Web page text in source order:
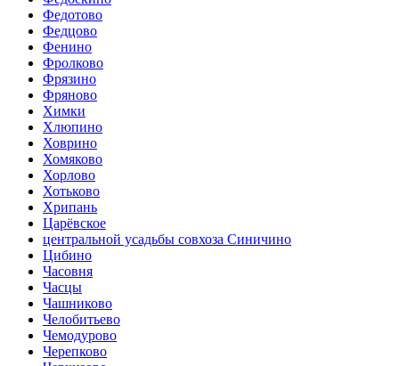
Федотово
Федцово
Фенино
Фролково
Фрязино
Фряново
Химки
Хлюпино
Ховрино
Хомяково
Хорлово
Хотьково
Хрипань
Царёвское
центральной усадьбы совхоза Синичино
Цибино
Часовня
Часцы
Чашниково
Челобитьево
Чемодурово
Черепково